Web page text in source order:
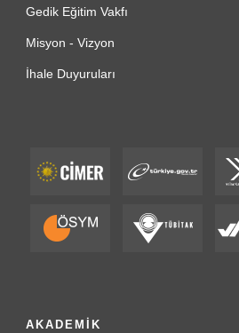
Gedik Eğitim Vakfı
Misyon - Vizyon
İhale Duyuruları
AKADEMİK